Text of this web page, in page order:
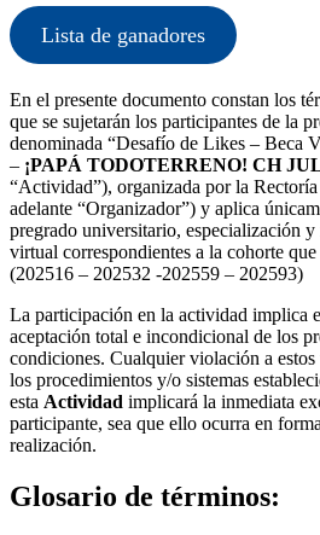
Lista de ganadores
En el presente documento constan los
que se sujetarán los participantes de la
denominada “Desafío de Likes –
– ¡PAPÁ TODOTERRENO! CH
“Actividad”), organizada por la
adelante “Organizador”) y aplica
pregrado universitario, especialización y
virtual correspondientes a la cohorte
(202516 – 202532 -202559 – 202593)
La participación en la actividad implica
aceptación total e incondicional de los
condiciones. Cualquier violación a
los procedimientos y/o sistemas
esta Actividad implicará la inmediata
participante, sea que ello ocurra en
realización.
Glosario de términos: